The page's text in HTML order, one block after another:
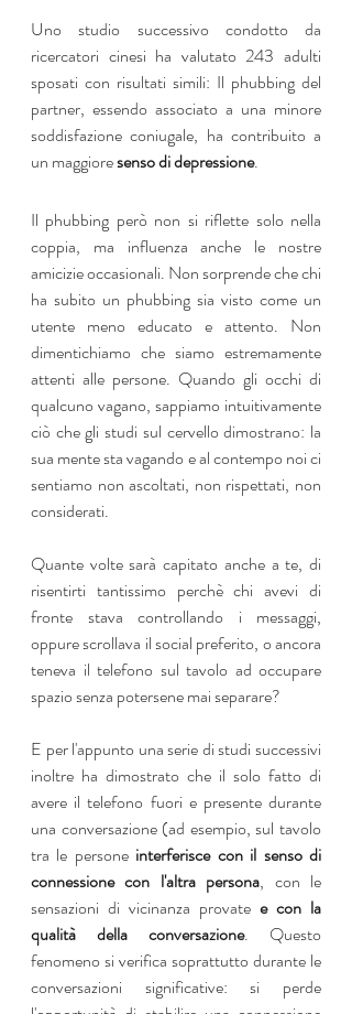
Uno studio successivo condotto da
ricercatori cinesi ha valutato 243 adulti
sposati con risultati simili: Il phubbing del
partner, essendo associato a una minore
soddisfazione coniugale, ha contribuito a
un maggiore senso di depressione.
Il phubbing però non si riflette solo nella
coppia, ma influenza anche le nostre
amicizie occasionali. Non sorprende che chi
ha subito un phubbing sia visto come un
utente meno educato e attento. Non
dimentichiamo che siamo estremamente
attenti alle persone. Quando gli occhi di
qualcuno vagano, sappiamo intuitivamente
ciò che gli studi sul cervello dimostrano: la
sua mente sta vagando e al contempo noi ci
sentiamo non ascoltati, non rispettati, non
considerati.
Quante volte sarà capitato anche a te, di
risentirti tantissimo perchè chi avevi di
fronte stava controllando i messaggi,
oppure scrollava il social preferito, o ancora
teneva il telefono sul tavolo ad occupare
spazio senza potersene mai separare?
E per l'appunto una serie di studi successivi
inoltre ha dimostrato che il solo fatto di
avere il telefono fuori e presente durante
una conversazione (ad esempio, sul tavolo
tra le persone interferisce con il senso di
connessione con l'altra persona, con le
sensazioni di vicinanza provate e con la
qualità della conversazione. Questo
fenomeno si verifica soprattutto durante le
conversazioni significative: si perde